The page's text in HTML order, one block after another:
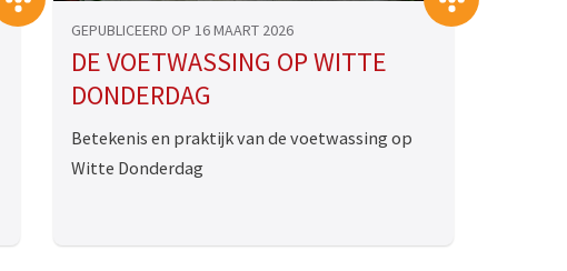
GEPUBLICEERD OP 16 MAART 2026
DE VOETWASSING OP WITTE
DONDERDAG
Betekenis en praktijk van de voetwassing op
Witte Donderdag